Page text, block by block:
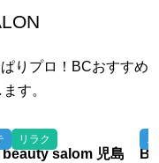
りプロ！BCおすすめ
す。
リラク
salom 児島